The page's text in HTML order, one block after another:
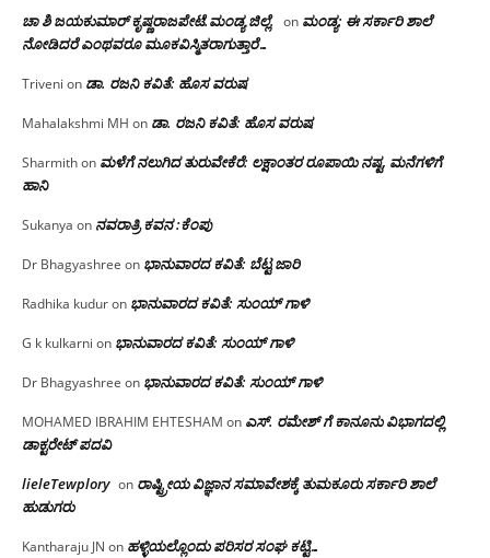
ಚಾ ಶಿ ಜಯಕುಮಾರ್ ಕೃಷ್ಣರಾಜಪೇಟೆ.ಮಂಡ್ಯ ಜಿಲ್ಲೆ. on ಮಂಡ್ಯ: ಈ ಸರ್ಕಾರಿ ಶಾಲೆ
ನೋಡಿದರೆ ಎಂಥವರೂ ಮೂಕವಿಸ್ಮಿತರಾಗುತ್ತಾರೆ…
Triveni on ಡಾ. ರಜನಿ ಕವಿತೆ: ಹೊಸ ವರುಷ
Mahalakshmi MH on ಡಾ. ರಜನಿ ಕವಿತೆ: ಹೊಸ ವರುಷ
Sharmithon ಮಳೆಗೆ ನಲುಗಿದ ತುರುವೇಕೆರೆ: ಲಕ್ಷಾಂತರ ರೂಪಾಯಿ ನಷ್ಟ, ಮನೆಗಳಿಗೆ
ಹಾನಿ
Sukanya on ನವರಾತ್ರಿ ಕವನ :ಕೆಂಪು
Dr Bhagyashree on ಭಾನುವಾರದ ಕವಿತೆ: ಬೆಟ್ಟ ಜಾರಿ
Radhika kuduron ಭಾನುವಾರದ ಕವಿತೆ: ಸುಂಯ್ ಗಾಳಿ
G k kulkarni on ಭಾನುವಾರದ ಕವಿತೆ: ಸುಂಯ್ ಗಾಳಿ
Dr Bhagyashree on ಭಾನುವಾರದ ಕವಿತೆ: ಸುಂಯ್ ಗಾಳಿ
MOHAMED IBRAHIM EHTESHAM on ಎಸ್. ರಮೇಶ್ ಗೆ ಕಾನೂನು ವಿಭಾಗದಲ್ಲಿ
ಡಾಕ್ಟರೇಟ್ ಪದವಿ
lieleTewplory on ರಾಷ್ಟ್ರೀಯ ವಿಜ್ಞಾನ ಸಮಾವೇಶಕ್ಕೆ‌ ತುಮಕೂರು ಸರ್ಕಾರಿ ಶಾಲೆ
ಹುಡುಗರು
Kantharaju JN on ಹಳ್ಳಿಯಲ್ಲೊಂದು ಪರಿಸರ ಸಂಘ ಕಟ್ಟಿ…